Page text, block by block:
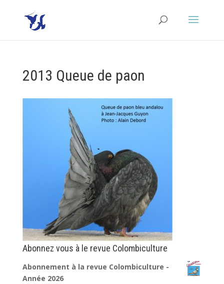
2013 Queue de paon
Abonnez vous à le revue Colombiculture
Abonnement à la revue Colombiculture -
Année 2026